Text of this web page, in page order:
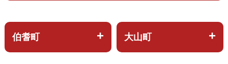
伯耆町 大山町